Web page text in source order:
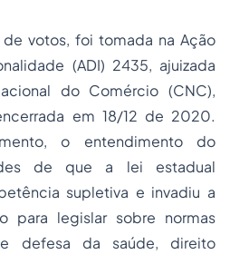
votos, foi tomada na Ação
(ADI) 2435, ajuizada
do Comércio (CNC),
em 18/12 de 2020.
o entendimento do
de que a lei estadual
supletiva e invadiu a
para legislar sobre normas
defesa da saúde, direito